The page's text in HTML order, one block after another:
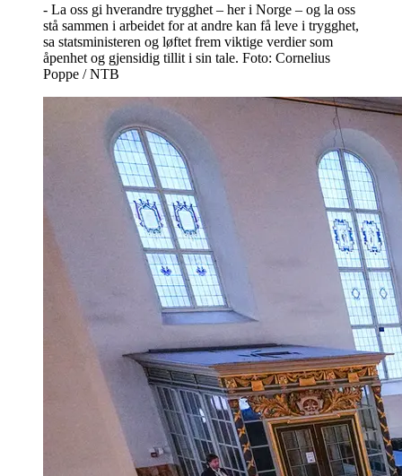
- La oss gi hverandre trygghet – her i Norge – og la oss
stå sammen i arbeidet for at andre kan få leve i trygghet,
sa statsministeren og løftet frem viktige verdier som
åpenhet og gjensidig tillit i sin tale. Foto: Cornelius
Poppe / NTB